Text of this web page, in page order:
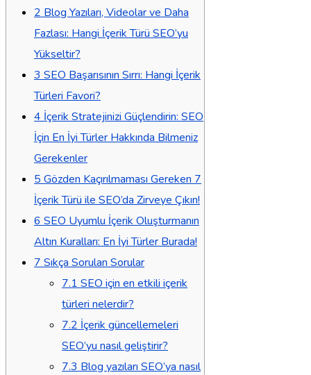
2 Blog Yazıları, Videolar ve Daha
Fazlası: Hangi İçerik Türü SEO’yu
Yükseltir?
3 SEO Başarısının Sırrı: Hangi İçerik
Türleri Favori?
4 İçerik Stratejinizi Güçlendirin: SEO
İçin En İyi Türler Hakkında Bilmeniz
Gerekenler
5 Gözden Kaçırılmaması Gereken 7
İçerik Türü ile SEO’da Zirveye Çıkın!
6 SEO Uyumlu İçerik Oluşturmanın
Altın Kuralları: En İyi Türler Burada!
7 Sıkça Sorulan Sorular
7.1 SEO için en etkili içerik
türleri nelerdir?
7.2 İçerik güncellemeleri
SEO’yu nasıl geliştirir?
7.3 Blog yazıları SEO’ya nasıl